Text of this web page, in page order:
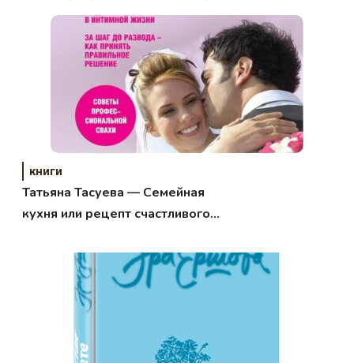
книги
Татьяна Тасуева — Семейная
кухня или рецепт счастливого